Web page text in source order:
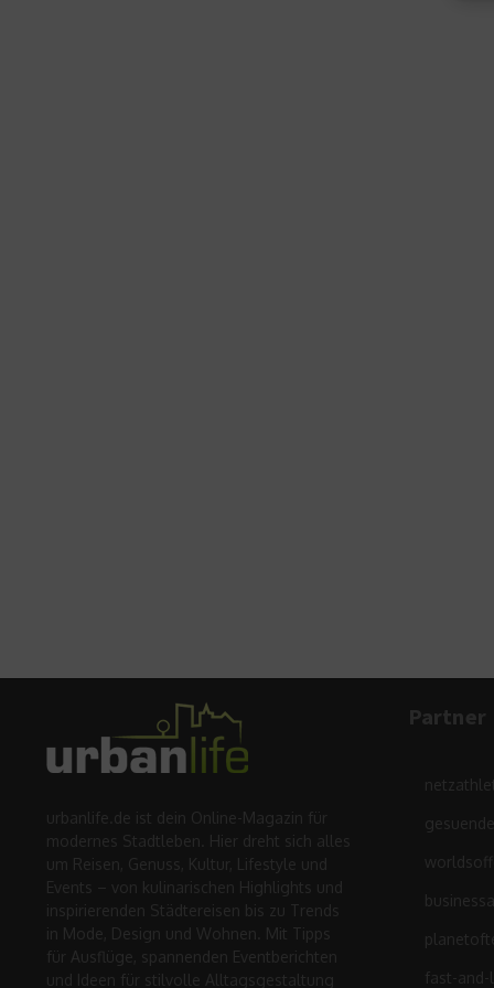
urbanlife.de ist dein Online-Magazin für
modernes Stadtleben. Hier dreht sich alles
um Reisen, Genuss, Kultur, Lifestyle und
Events – von kulinarischen Highlights und
inspirierenden Städtereisen bis zu Trends
in Mode, Design und Wohnen. Mit Tipps
für Ausflüge, spannenden Eventberichten
und Ideen für stilvolle Alltagsgestaltung
Partner
fast-